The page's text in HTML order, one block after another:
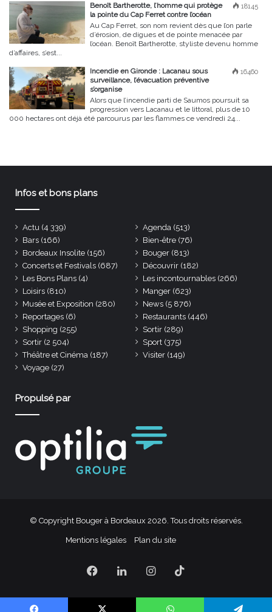
18145
Benoît Bartherotte, l’homme qui protège
la pointe du Cap Ferret contre l’océan
Au Cap Ferret, son nom revient dès que l’on parle
d’érosion, de digues et de pointe menacée par
l’océan. Benoît Bartherotte, styliste devenu homme
d’affaires, s’est...
16460
Incendie en Gironde : Lacanau sous
surveillance, l’évacuation préventive
s’organise
Alors que l’incendie parti de Saumos poursuit sa
progression vers Lacanau et le littoral, plus de 10
000 hectares ont déjà été parcourus par les flammes ce vendredi 24...
Infos et bons plans
Actu (4 339) Agenda (513)
Bars (166) Bien-être (76)
Bordeaux Insolite (156) Bouger (813)
Concerts et Festivals (687) Découvrir (182)
Les Bons Plans (4) Les incontournables (266)
Loisirs (810) Manger (623)
Musée et Exposition (280) News (5 876)
Reportages (6) Restaurants (446)
Shopping (255) Sortir (289)
Sortir (2 504) Sport (375)
Théâtre et Cinéma (187) Visiter (149)
Voyage (27)
Propulsé par
© Copyright Bouger à Bordeaux 2026. Tous droits réservés.
Mentions légales Plan du site
Facebook
LinkedinInstagram